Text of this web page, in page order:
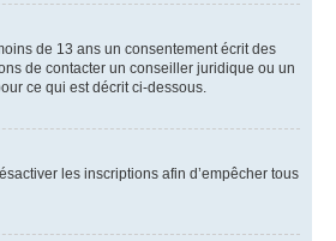
de 13 ans un consentement écrit des
de contacter un conseiller juridique ou un
ce qui est décrit ci-dessous.
les inscriptions afin d’empêcher tous